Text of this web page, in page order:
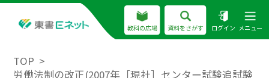
教科の広場 資料をさがす ログイン メニュー
TOP
労働法制の改正(2007年［現社］センター試験追試験